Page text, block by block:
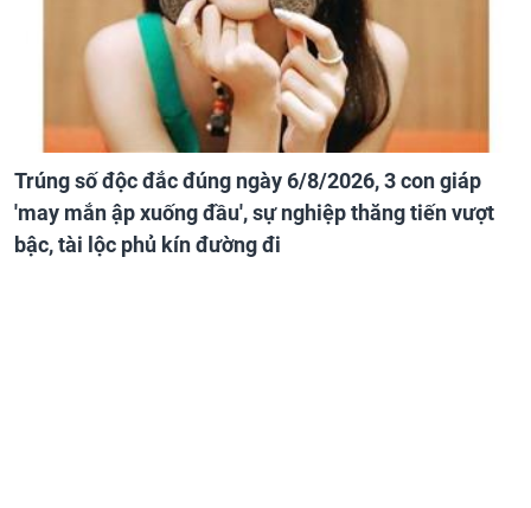
Trúng số độc đắc đúng ngày 6/8/2026, 3 con giáp
'may mắn ập xuống đầu', sự nghiệp thăng tiến vượt
bậc, tài lộc phủ kín đường đi